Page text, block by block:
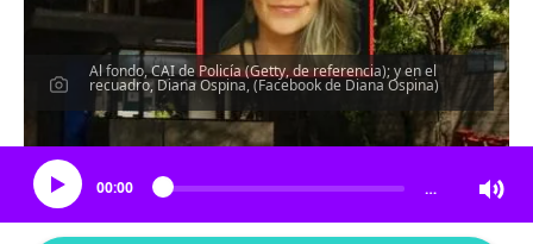
Al fondo, CAI de Policía (Getty, de referencia); y en el
recuadro, Diana Ospina, (Facebook de Diana Ospina)
Escucha el artículo
00:00 …